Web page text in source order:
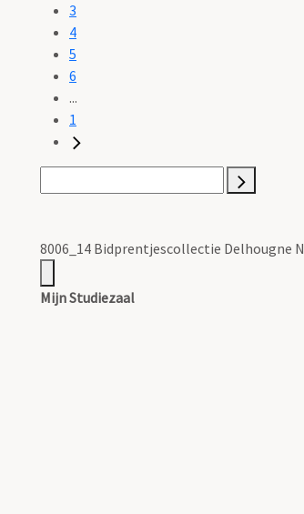
3
4
5
6
...
1
8006_14 Bidprentjescollectie Delhougne N
Mijn Studiezaal